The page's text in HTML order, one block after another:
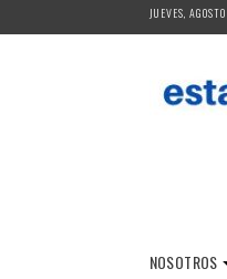
al
JUEVES,
NOSOTROS